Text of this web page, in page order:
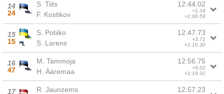
14
24
S. Tiits
F. Kostikov
12:44.02
+1.34
+1:06.59
15
15
S. Potiiko
S. Larens
12:47.73
+3.71
+1:10.30
16
47
M. Tammoja
H. Ääremaa
12:56.75
+9.02
+1:19.32
17
R. Jaunzems
12:57.23